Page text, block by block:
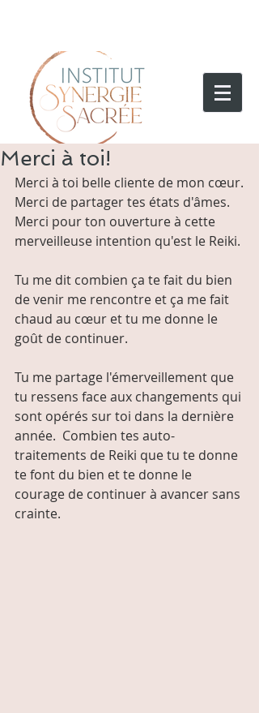
Merci à toi!
Merci à toi belle cliente de mon cœur.
Merci de partager tes états d'âmes.
Merci pour ton ouverture à cette
merveilleuse intention qu'est le Reiki.
Tu me dit combien ça te fait du bien
de venir me rencontre et ça me fait
chaud au cœur et tu me donne le
goût de continuer.
Tu me partage l'émerveillement que
tu ressens face aux changements qui
sont opérés sur toi dans la dernière
année.  Combien tes auto-
traitements de Reiki que tu te donne
te font du bien et te donne le
courage de continuer à avancer sans
crainte.